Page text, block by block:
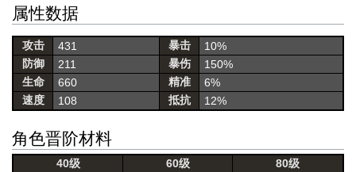
属性数据
攻击 431 暴击
10%
防御
211 暴伤
150%
生命
660 精准
6%
速度
108 抵抗 12%
角色晋阶材料
40级 60级
80级